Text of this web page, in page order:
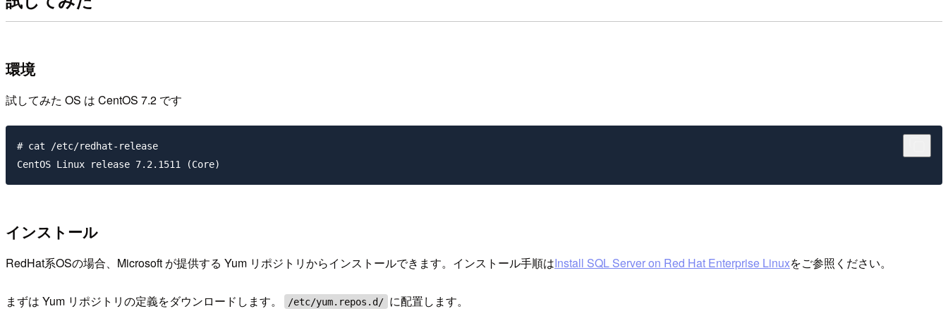
環境
試してみた OS は CentOS 7.2 です
# cat /etc/redhat-release
インストール
RedHat系OSの場合、Microsoft が提供する Yum リポジトリからインストールできます。インストール手順はInstall SQL Server on Red Hat Enterprise Linuxをご参照ください。
まずは Yum リポジトリの定義をダウンロードします。 /etc/yum.repos.d/ に配置します。